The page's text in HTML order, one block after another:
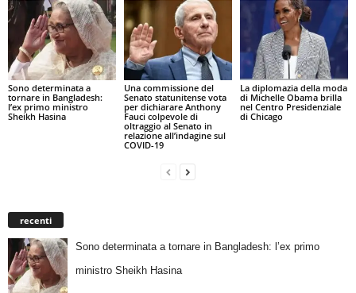
Sono determinata a
tornare in Bangladesh:
l’ex primo ministro
Sheikh Hasina
Una commissione del
Senato statunitense vota
per dichiarare Anthony
Fauci colpevole di
oltraggio al Senato in
relazione all’indagine sul
COVID-19
La diplomazia della moda
di Michelle Obama brilla
nel Centro Presidenziale
di Chicago
recenti
Sono determinata a tornare in Bangladesh: l’ex primo
ministro Sheikh Hasina